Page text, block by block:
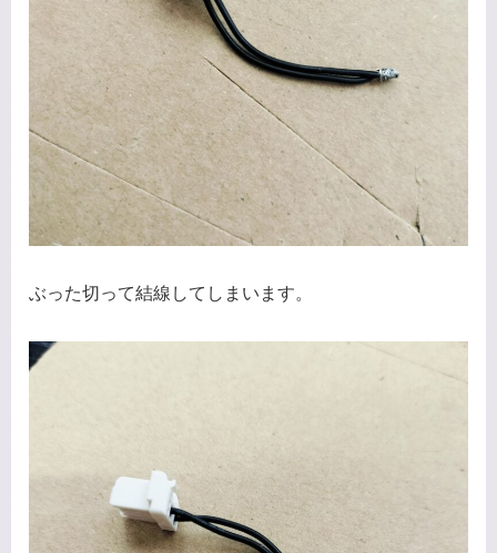
ぶった切って結線してしまいます。